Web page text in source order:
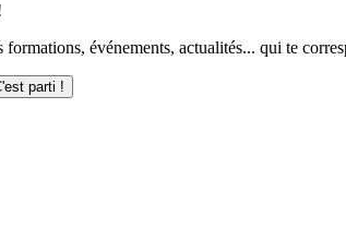
formations, événements, actualités... qui te
parti !